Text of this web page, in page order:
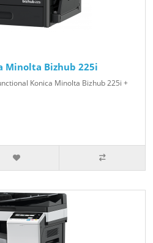
Bizhub 225i
Konica Minolta Bizhub 225i +